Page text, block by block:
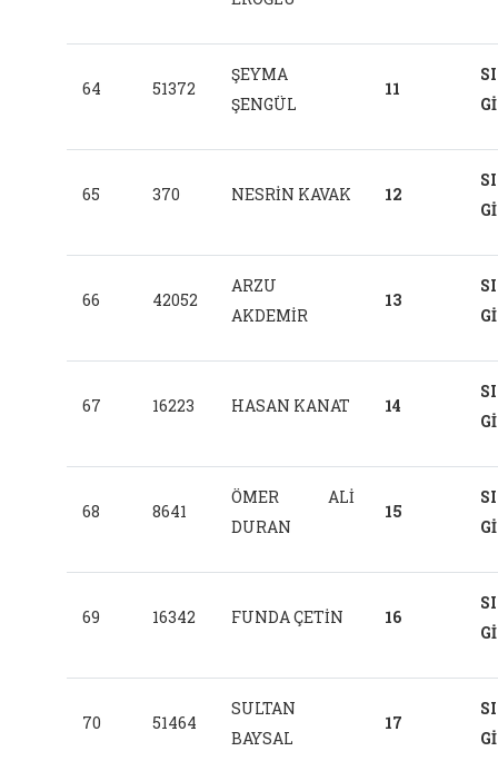
64 51372
ŞEYMA
ŞENGÜL
11
65 370 NESRİN KAVAK 12
66 42052
ARZU
AKDEMİR
13
67 16223 HASAN KANAT 14
68 8641
ÖMER ALİ
DURAN
15
69 16342 FUNDA ÇETİN 16
70 51464
SULTAN
BAYSAL
17